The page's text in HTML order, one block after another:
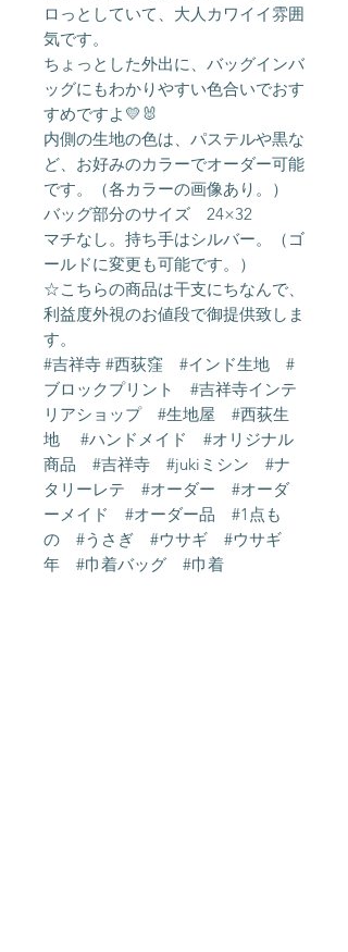
ロっとしていて、大人カワイイ雰囲
気です。
ちょっとした外出に、バッグインバ
ッグにもわかりやすい色合いでおす
すめですよ💛🐰
内側の生地の色は、パステルや黒な
ど、お好みのカラーでオーダー可能
です。（各カラーの画像あり。）
バッグ部分のサイズ 24×32
マチなし。持ち手はシルバー。（ゴ
ールドに変更も可能です。）
☆こちらの商品は干支にちなんで、
利益度外視のお値段で御提供致しま
す。
#吉祥寺 #西荻窪 #インド生地 #
ブロックプリント #吉祥寺インテ
リアショップ #生地屋 #西荻生
地 #ハンドメイド #オリジナル
商品 #吉祥寺 #jukiミシン #ナ
タリーレテ #オーダー #オーダ
ーメイド #オーダー品 #1点も
の #うさぎ #ウサギ #ウサギ
年 #巾着バッグ #巾着